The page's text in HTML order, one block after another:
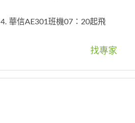
4. 華信AE301班機07：20起飛
找專家